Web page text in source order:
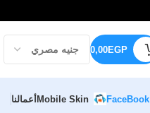
0,00EGP
FaceBook
Mobile Skinأعمالنا